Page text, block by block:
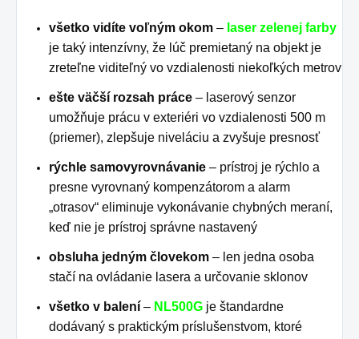
všetko vidíte voľným okom – laser zelenej farby
je taký intenzívny, že lúč premietaný na objekt je
zreteľne viditeľný vo vzdialenosti niekoľkých metrov
ešte väčší rozsah práce – laserový senzor
umožňuje prácu v exteriéri vo vzdialenosti 500 m
(priemer), zlepšuje niveláciu a zvyšuje presnosť
rýchle samovyrovnávanie – prístroj je rýchlo a
presne vyrovnaný kompenzátorom a alarm
„otrasov“ eliminuje vykonávanie chybných meraní,
keď nie je prístroj správne nastavený
obsluha jedným človekom – len jedna osoba
stačí na ovládanie lasera a určovanie sklonov
všetko v balení – NL500G je štandardne
dodávaný s praktickým príslušenstvom, ktoré